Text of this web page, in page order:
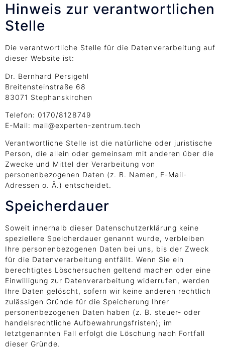
Hinweis zur verantwortlichen
Stelle
Die verantwortliche Stelle für die Datenverarbeitung auf
dieser Website ist:
Dr. Bernhard Persigehl
Breitensteinstraße 68
83071 Stephanskirchen
Telefon: 0170/8128749
E-Mail: mail@experten-zentrum.tech
Verantwortliche Stelle ist die natürliche oder juristische
Person, die allein oder gemeinsam mit anderen über die
Zwecke und Mittel der Verarbeitung von
personenbezogenen Daten (z. B. Namen, E-Mail-
Adressen o. Ä.) entscheidet.
Speicherdauer
Soweit innerhalb dieser Datenschutzerklärung keine
speziellere Speicherdauer genannt wurde, verbleiben
Ihre personenbezogenen Daten bei uns, bis der Zweck
für die Datenverarbeitung entfällt. Wenn Sie ein
berechtigtes Löschersuchen geltend machen oder eine
Einwilligung zur Datenverarbeitung widerrufen, werden
Ihre Daten gelöscht, sofern wir keine anderen rechtlich
zulässigen Gründe für die Speicherung Ihrer
personenbezogenen Daten haben (z. B. steuer- oder
handelsrechtliche Aufbewahrungsfristen); im
letztgenannten Fall erfolgt die Löschung nach Fortfall
dieser Gründe.